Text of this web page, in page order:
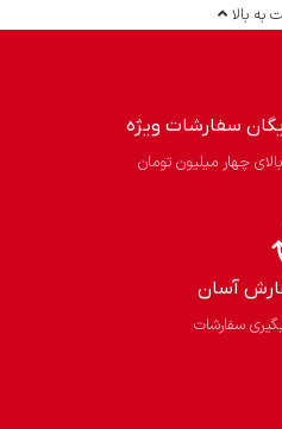
به بالا
سفارشات ویژه
چهار میلیون تومان
آسان​
سفارشات